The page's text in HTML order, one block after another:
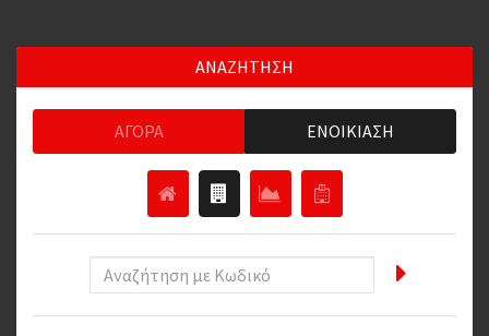
ΑΝΑΖΗΤΗΣΗ
ΑΓΟΡΆ ΕΝΟΙΚΊΑΣΗ